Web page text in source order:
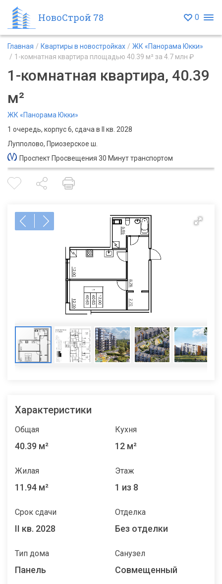
НовоСтрой 78 0
Главная Квартиры в новостройках
ЖК «Панорама Юкки»
1-комнатная квартира площадью 40.39 м² за 4.7 млн ₽
1-комнатная квартира, 40.39
м²
ЖК «Панорама Юкки»
1 очередь, корпус 6, сдача в II кв. 2028
Лупполово, Приозерское ш.
Проспект Просвещения 30 Минут транспортом
Характеристики
Общая
40.39 м²
Кухня
12 м²
Жилая
11.94 м²
Этаж
1 из 8
Срок сдачи
II кв. 2028
Отделка
Без отделки
Тип дома
Панель
Санузел
Совмещенный